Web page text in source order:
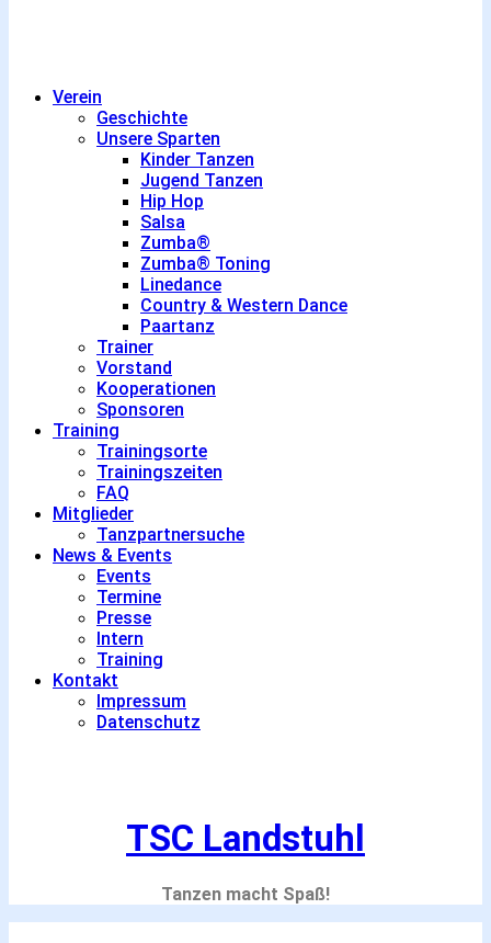
Verein
Geschichte
Unsere Sparten
Kinder Tanzen
Jugend Tanzen
Hip Hop
Salsa
Zumba®
Zumba® Toning
Linedance
Country & Western Dance
Paartanz
Trainer
Vorstand
Kooperationen
Sponsoren
Training
Trainingsorte
Trainingszeiten
FAQ
Mitglieder
Tanzpartnersuche
News & Events
Events
Termine
Presse
Intern
Training
Kontakt
Impressum
Datenschutz
TSC Landstuhl
Tanzen macht Spaß!